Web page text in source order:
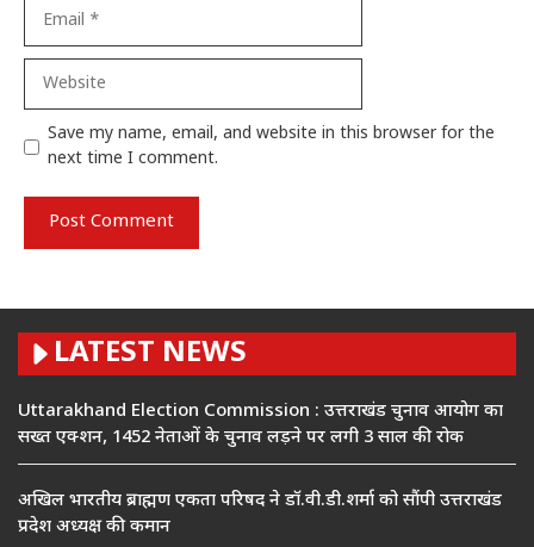
Website
Save my name, email, and website in this browser for the
next time I comment.
LATEST NEWS
Uttarakhand Election Commission : उत्तराखंड चुनाव आयोग का
सख्त एक्शन, 1452 नेताओं के चुनाव लड़ने पर लगी 3 साल की रोक
अखिल भारतीय ब्राह्मण एकता परिषद ने डॉ.वी.डी.शर्मा को सौंपी उत्तराखंड
प्रदेश अध्यक्ष की कमान